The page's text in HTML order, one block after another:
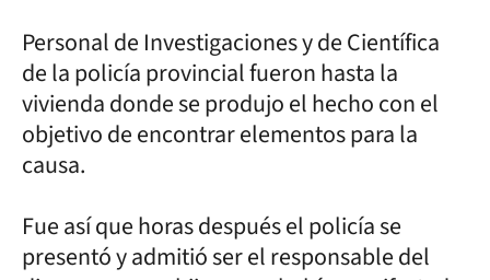
Personal de Investigaciones y de Científica
de la policía provincial fueron hasta la
vivienda donde se produjo el hecho con el
objetivo de encontrar elementos para la
causa.
Fue así que horas después el policía se
presentó y admitió ser el responsable del